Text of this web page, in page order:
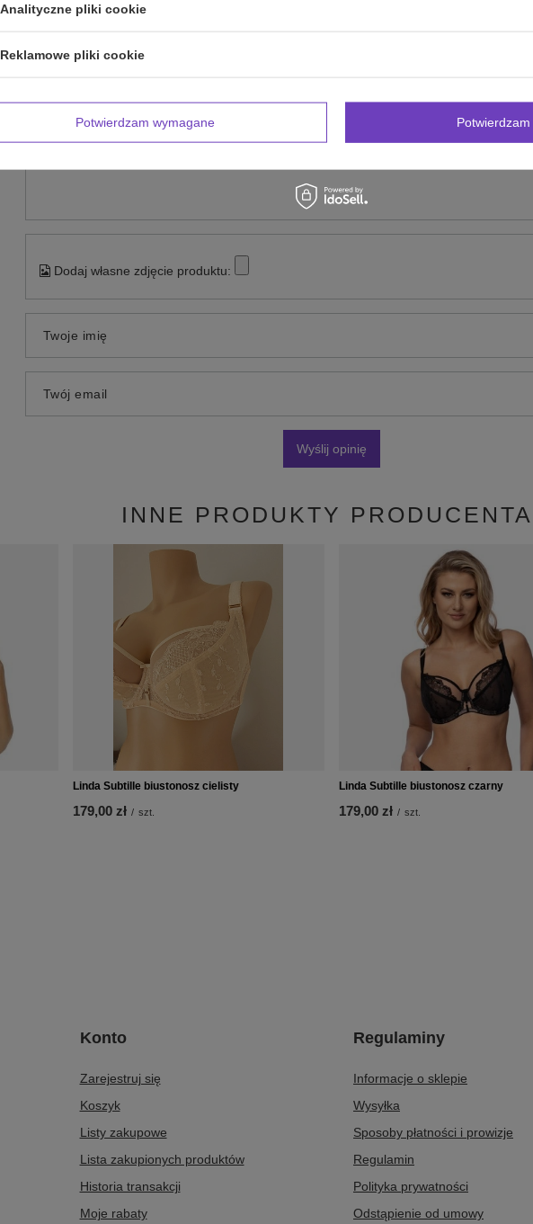
5/5
Dodaj własne zdjęcie produktu:
Twoje imię
Twój email
Wyślij opinię
INNE PRODUKTY
Linda Subtille biustonosz cielisty
179,00 zł / szt.
Linda Subtille biustonosz czarny
179,00 zł / szt.
Konto
Zarejestruj się
Koszyk
Listy zakupowe
Lista zakupionych produktów
Historia transakcji
Moje rabaty
Regulaminy
Informacje o sklepie
Wysyłka
Sposoby płatności i prowizje
Regulamin
Polityka prywatności
Odstąpienie od umowy
Analityczne pliki cookie
Reklamowe pliki cookie
Potwierdzam wymagane